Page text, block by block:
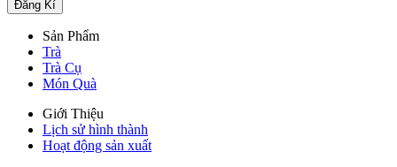
Sản Phẩm
Trà
Trà Cụ
Món Quà
Giới Thiệu
Lịch sử hình thành
Hoạt động sản xuất